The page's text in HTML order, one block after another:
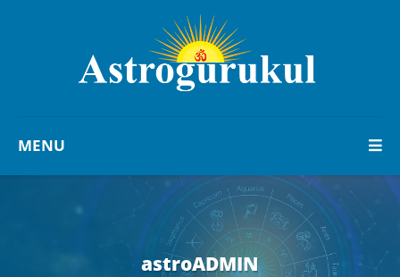
MENU
astroADMIN